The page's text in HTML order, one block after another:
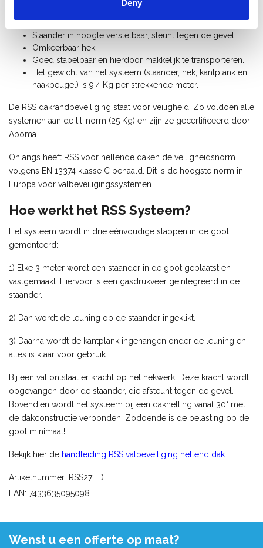
Deny
Zeer snel en eenvoudig te (de-)monteren.
Gemaakt van hoogwaardig aluminium, zeer licht.
Staander in hoogte verstelbaar, steunt tegen de gevel.
Omkeerbaar hek.
Goed stapelbaar en hierdoor makkelijk te transporteren.
Het gewicht van het systeem (staander, hek, kantplank en
haakbeugel) is 9,4 Kg per strekkende meter.
De RSS dakrandbeveiliging staat voor veiligheid. Zo voldoen alle
systemen aan de til-norm (25 Kg) en zijn ze gecertificeerd door
Aboma.
Onlangs heeft RSS voor hellende daken de veiligheidsnorm
volgens EN 13374 klasse C behaald. Dit is de hoogste norm in
Europa voor valbeveiligingssystemen.
Hoe werkt het RSS Systeem?
Het systeem wordt in drie éénvoudige stappen in de goot
gemonteerd:
1) Elke 3 meter wordt een staander in de goot geplaatst en
vastgemaakt. Hiervoor is een gasdrukveer geïntegreerd in de
staander.
2) Dan wordt de leuning op de staander ingeklikt.
3) Daarna wordt de kantplank ingehangen onder de leuning en
alles is klaar voor gebruik.
Bij een val ontstaat er kracht op het hekwerk. Deze kracht wordt
opgevangen door de staander, die afsteunt tegen de gevel.
Bovendien wordt het systeem bij een dakhelling vanaf 30° met
de dakconstructie verbonden. Zodoende is de belasting op de
goot minimaal!
Bekijk hier de handleiding RSS valbeveiliging hellend dak
Artikelnummer: RSS27HD
EAN: 7433635095098
Wenst u een offerte op maat?